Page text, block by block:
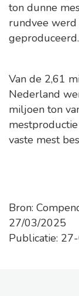
ton dunne
rundvee
geproduceerd.
Van de 2,61
Nederland
miljoen ton
vaste mest
Bron:
27/03/2025
Publicatie: